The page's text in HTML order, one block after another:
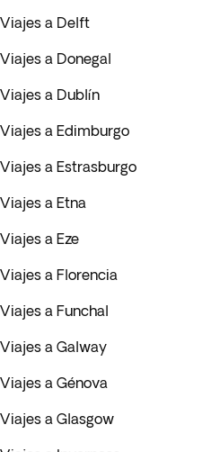
Viajes a Delft
Viajes a Donegal
Viajes a Dublín
Viajes a Edimburgo
Viajes a Estrasburgo
Viajes a Etna
Viajes a Eze
Viajes a Florencia
Viajes a Funchal
Viajes a Galway
Viajes a Génova
Viajes a Glasgow